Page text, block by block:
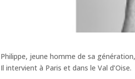
Philippe, jeune homme de sa
Il intervient à Paris et dans le Val d’Oise.